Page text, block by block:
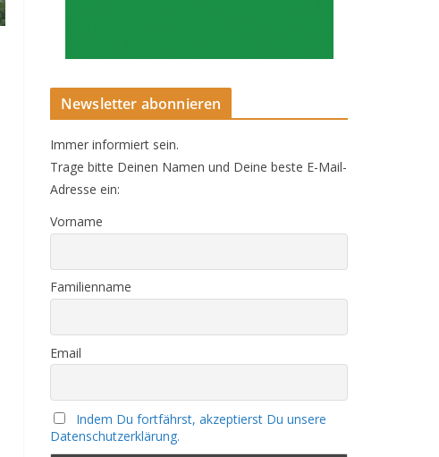
Newsletter abonnieren
Immer informiert sein.
Trage bitte Deinen Namen und Deine beste E-Mail-
Adresse ein:
Vorname
Familienname
Email
Indem Du fortfährst, akzeptierst Du unsere
Datenschutzerklärung.